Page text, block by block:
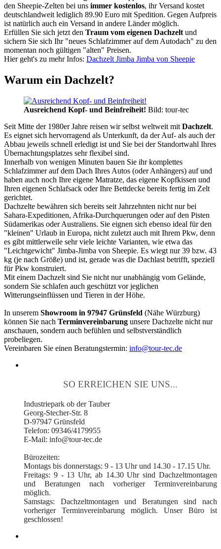
den Sheepie-Zelten bei uns immer kostenlos, ihr Versand kostet
deutschlandweit lediglich 89.90 Euro mit Spedition. Gegen Aufpreis
ist natürlich auch ein Versand in andere Länder möglich.
Erfüllen Sie sich jetzt den Traum vom eigenen Dachzelt und
sichern Sie sich Ihr "neues Schlafzimmer auf dem Autodach" zu den
momentan noch gültigen "alten" Preisen.
Hier geht's zu mehr Infos: Dachzelt Jimba Jimba von Sheepie
Warum ein Dachzelt?
Ausreichend Kopf- und Beinfreiheit! Bild: tour-tec
Seit Mitte der 1980er Jahre reisen wir selbst weltweit mit Dachzelt.
Es eignet sich hervorragend als Unterkunft, da der Auf- als auch der
Abbau jeweils schnell erledigt ist und Sie bei der Standortwahl Ihres
Übernachtungsplatzes sehr flexibel sind.
Innerhalb von wenigen Minuten bauen Sie ihr komplettes
Schlafzimmer auf dem Dach Ihres Autos (oder Anhängers) auf und
haben auch noch Ihre eigene Matratze, das eigene Kopfkissen und
Ihren eigenen Schlafsack oder Ihre Bettdecke bereits fertig im Zelt
gerichtet.
Dachzelte bewähren sich bereits seit Jahrzehnten nicht nur bei
Sahara-Expeditionen, Afrika-Durchquerungen oder auf den Pisten
Südamerikas oder Australiens. Sie eignen sich ebenso ideal für den
"kleinen" Urlaub in Europa, nicht zuletzt auch mit Ihrem Pkw, denn
es gibt mittlerweile sehr viele leichte Varianten, wie etwa das
"Leichtgewicht" Jimba-Jimba von Sheepie. Es wiegt nur 39 bzw. 43
kg (je nach Größe) und ist, gerade was die Dachlast betrifft, speziell
für Pkw konstruiert.
Mit einem Dachzelt sind Sie nicht nur unabhängig vom Gelände,
sondern Sie schlafen auch geschützt vor jeglichen
Witterungseinflüssen und Tieren in der Höhe.
In unserem Showroom in 97947 Grünsfeld (Nähe Würzburg)
können Sie nach Terminvereinbarung unsere Dachzelte nicht nur
anschauen, sondern auch befühlen und selbstverständlich
probeliegen.
Vereinbaren Sie einen Beratungstermin: info@tour-tec.de
SO ERREICHEN SIE UNS...
Industriepark ob der Tauber
Georg-Stecher-Str. 8
D-97947 Grünsfeld
Telefon: 09346/4179955
E-Mail: info@tour-tec.de
Bürozeiten:
Montags bis donnerstags: 9 - 13 Uhr und 14.30 - 17.15 Uhr.
Freitags: 9 - 13 Uhr, ab 14.30 Uhr sind Dachzeltmontagen
und Beratungen nach vorheriger Terminvereinbarung
möglich.
Samstags: Dachzeltmontagen und Beratungen sind nach
vorheriger Terminvereinbarung möglich. Unser Büro ist
geschlossen!